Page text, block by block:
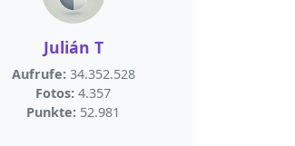
Julián T
Aufrufe: 34.352.528
Fotos: 4.357
Punkte: 52.981